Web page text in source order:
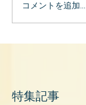
コメントを追加…
特集記事